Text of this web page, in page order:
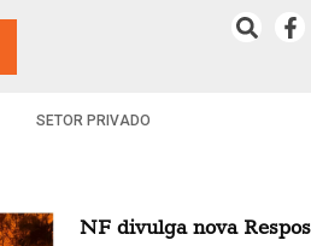
SETOR PRIVADO
NF divulga nova